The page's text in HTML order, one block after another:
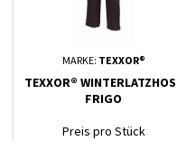
MARKE: TEXXOR®
TEXXOR®
FRIGO
Preis pro Stück